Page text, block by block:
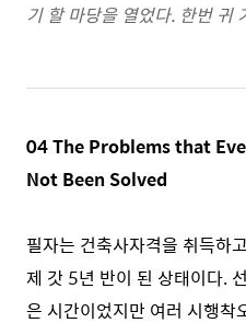
기 할 마당을 열었다. 한번 귀
04 The Problems that
Not Been Solved
필자는 건축사자격을 취득하
제 갓 5년 반이 된 상태이다.
은 시간이었지만 여러 시행착